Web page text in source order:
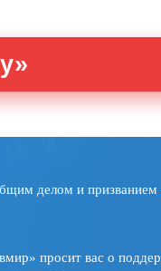
делом и
просит вас о